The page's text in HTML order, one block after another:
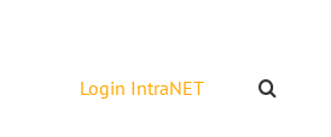
Login IntraNET